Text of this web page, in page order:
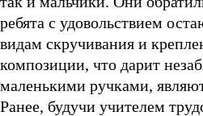
ребята с удовольствием
видам скручивания и
композиции, что дарит
маленькими ручками,
Ранее, будучи учителем